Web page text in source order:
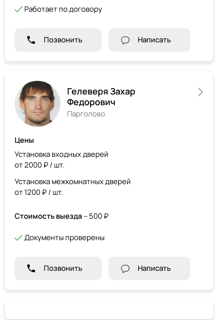
Работает по договору
Позвонить Написать
Гелеверя Захар
Федорович
Парголово
Цены
Установка входных дверей
от 2000 ₽ / шт.
Установка межкомнатных дверей
от 1200 ₽ / шт.
Стоимость выезда – 500 ₽
Документы проверены
Позвонить Написать